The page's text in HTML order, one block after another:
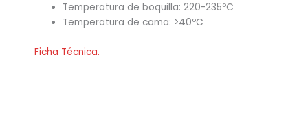
Temperatura de boquilla: 220-235ºC
Temperatura de cama: >40ºC
Ficha Técnica.